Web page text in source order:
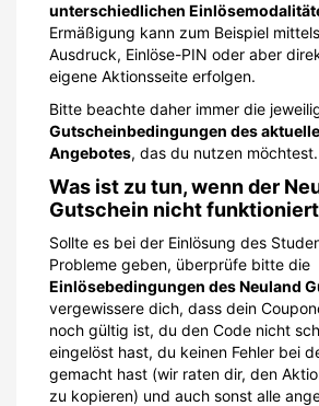
unterschiedlichen
Ermäßigung kann zum Beispiel
Ausdruck, Einlöse-PIN oder aber
eigene Aktionsseite erfolgen.
Bitte beachte daher immer die
Gutscheinbedingungen des
Angebotes, das du nutzen möchtest.
Was ist zu tun, wenn der
Gutschein nicht
Sollte es bei der Einlösung des
Probleme geben, überprüfe bitte die
Einlösebedingungen des Neuland
vergewissere dich, dass dein
noch gültig ist, du den Code nicht
eingelöst hast, du keinen Fehler bei
gemacht hast (wir raten dir, den
zu kopieren) und auch sonst alle